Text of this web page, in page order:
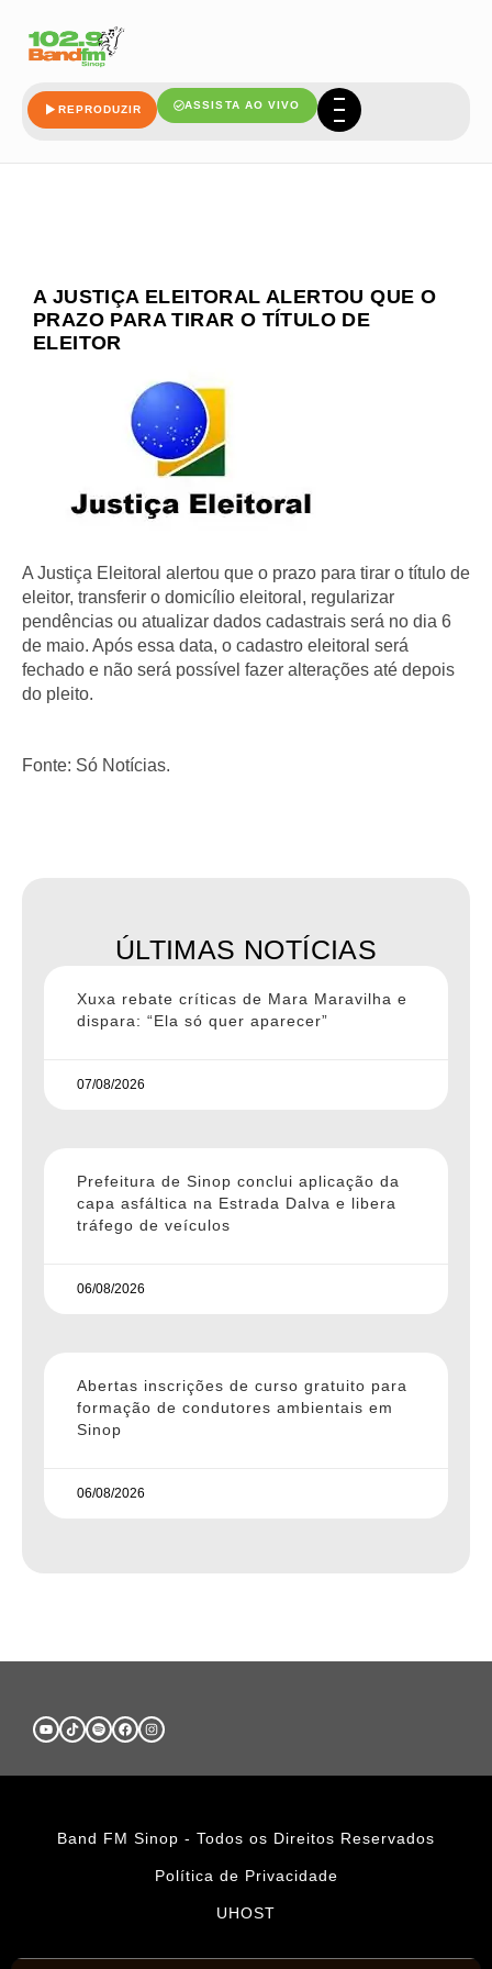
REPRODUZIR ASSISTA AO VIVO
A JUSTIÇA ELEITORAL ALERTOU QUE O
PRAZO PARA TIRAR O TÍTULO DE
ELEITOR
A Justiça Eleitoral alertou que o prazo para tirar o título de
eleitor, transferir o domicílio eleitoral, regularizar
pendências ou atualizar dados cadastrais será no dia 6
de maio. Após essa data, o cadastro eleitoral será
fechado e não será possível fazer alterações até depois
do pleito.
Fonte: Só Notícias.
ÚLTIMAS NOTÍCIAS
Xuxa rebate críticas de Mara Maravilha e
dispara: “Ela só quer aparecer”
07/08/2026
Prefeitura de Sinop conclui aplicação da
capa asfáltica na Estrada Dalva e libera
tráfego de veículos
06/08/2026
Abertas inscrições de curso gratuito para
formação de condutores ambientais em
Sinop
06/08/2026
Band FM Sinop - Todos os Direitos Reservados
Política de Privacidade
UHOST